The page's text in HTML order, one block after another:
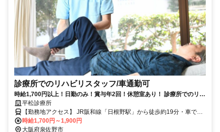
診療所でのリハビリスタッフ/車通勤可
時給1,700円以上！日勤のみ！賞与年2回！休憩室あり！ 診療所でのリハ
ビリスタッフ（A/P）募集中！
平松診療所
【勤務地アクセス】 JR阪和線「日根野駅」から徒歩約19分・車で約
4分 ※南海バス「西上バス停」から徒歩約10分 〇車・マイカー通勤
OK（駐車場完備）
時給1,700円～1,900円
大阪府泉佐野市